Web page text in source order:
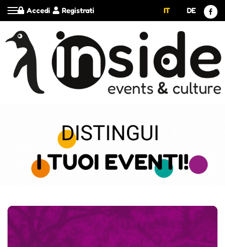
Registrati
Accedi IT DE